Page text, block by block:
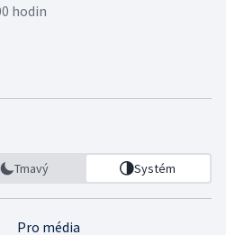
hodin
Tmavý Systém
Pro média